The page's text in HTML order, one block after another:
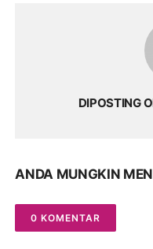
DIPOSTING
ANDA MUNGKIN
0 KOMENTAR